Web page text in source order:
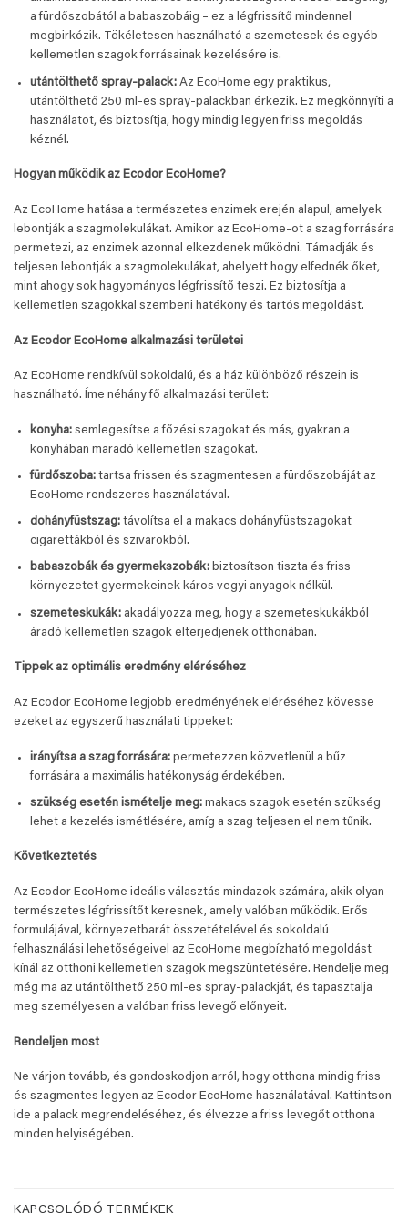
a fürdőszobától a babaszobáig – ez a légfrissítő mindennel
megbirkózik. Tökéletesen használható a szemetesek és egyéb
kellemetlen szagok forrásainak kezelésére is.
utántölthető spray-palack:Az EcoHome egy praktikus,
utántölthető 250 ml-es spray-palackban érkezik. Ez megkönnyíti a
használatot, és biztosítja, hogy mindig legyen friss megoldás
kéznél.
Hogyan működik az Ecodor EcoHome?
Az EcoHome hatása a természetes enzimek erején alapul, amelyek
lebontják a szagmolekulákat. Amikor az EcoHome-ot a szag forrására
permetezi, az enzimek azonnal elkezdenek működni. Támadják és
teljesen lebontják a szagmolekulákat, ahelyett hogy elfednék őket,
mint ahogy sok hagyományos légfrissítő teszi. Ez biztosítja a
kellemetlen szagokkal szembeni hatékony és tartós megoldást.
Az Ecodor EcoHome alkalmazási területei
Az EcoHome rendkívül sokoldalú, és a ház különböző részein is
használható. Íme néhány fő alkalmazási terület:
konyha:semlegesítse a főzési szagokat és más, gyakran a
konyhában maradó kellemetlen szagokat.
fürdőszoba:tartsa frissen és szagmentesen a fürdőszobáját az
EcoHome rendszeres használatával.
dohányfüstszag:távolítsa el a makacs dohányfüstszagokat
cigarettákból és szivarokból.
babaszobák és gyermekszobák:biztosítson tiszta és friss
környezetet gyermekeinek káros vegyi anyagok nélkül.
szemeteskukák:akadályozza meg, hogy a szemeteskukákból
áradó kellemetlen szagok elterjedjenek otthonában.
Tippek az optimális eredmény eléréséhez
Az Ecodor EcoHome legjobb eredményének eléréséhez kövesse
ezeket az egyszerű használati tippeket:
irányítsa a szag forrására:permetezzen közvetlenül a bűz
forrására a maximális hatékonyság érdekében.
szükség esetén ismételje meg:makacs szagok esetén szükség
lehet a kezelés ismétlésére, amíg a szag teljesen el nem tűnik.
Következtetés
Az Ecodor EcoHome ideális választás mindazok számára, akik olyan
természetes légfrissítőt keresnek, amely valóban működik. Erős
formulájával, környezetbarát összetételével és sokoldalú
felhasználási lehetőségeivel az EcoHome megbízható megoldást
kínál az otthoni kellemetlen szagok megszüntetésére. Rendelje meg
még ma az utántölthető 250 ml-es spray-palackját, és tapasztalja
meg személyesen a valóban friss levegő előnyeit.
Rendeljen most
Ne várjon tovább, és gondoskodjon arról, hogy otthona mindig friss
és szagmentes legyen az Ecodor EcoHome használatával. Kattintson
ide a palack megrendeléséhez, és élvezze a friss levegőt otthona
minden helyiségében.
KAPCSOLÓDÓ TERMÉKEK